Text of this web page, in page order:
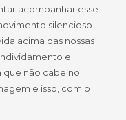
acompanhar esse
silencioso
acima das nossas
e
que não cabe no
e isso, com o